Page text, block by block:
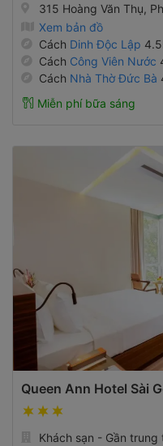
315 Hoàng Văn Thụ,
Xem bản đồ
Cách Dinh Độc Lập
Cách Công Viên Nước
Cách Nhà Thờ Đức Bà
Miễn phí bữa sáng
Queen Ann Hotel Sài
Khách sạn - Gần trung